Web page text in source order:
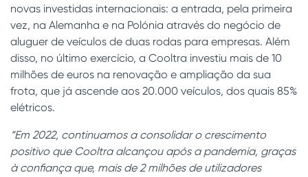
novas investidas internacionais: a entrada, pela primeira
vez, na Alemanha e na Polónia através do negócio de
aluguer de veículos de duas rodas para empresas. Além
disso, no último exercício, a Cooltra investiu mais de 10
milhões de euros na renovação e ampliação da sua
frota, que já ascende aos 20.000 veículos, dos quais 85%
elétricos.
“Em 2022, continuamos a consolidar o crescimento
positivo que Cooltra alcançou após a pandemia, graças
à confiança que, mais de 2 milhões de utilizadores